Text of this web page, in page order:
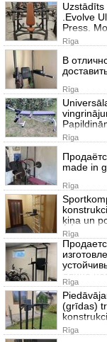
.Evolve
Press.
Rīga
В
Rīga
Rīga
made in
Rīga
ķiņa un
Rīga
длина
Rīga
(grīdas)
Rīga